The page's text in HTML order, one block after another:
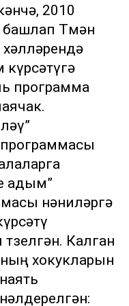
2010
Төмән
күрсәтүгә
программа
программасы
адым”
нәниләргә
Калган
хокукларын